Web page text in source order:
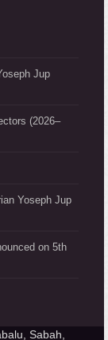
Jup
(2026–
Yoseph Jup
on 5th
Sabah,